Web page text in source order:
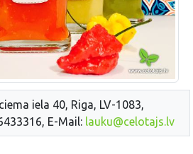
iela 40, Riga, LV-1083,
E-Mail: lauku@celotajs.lv